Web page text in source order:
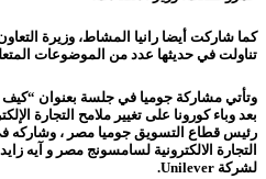
كما شاركت أيضا رانيا المشاط، وزيرة
تناولت في حديثها عدد من الموضوعات
وتأتي مشاركة جوميا في جلسة بعنوان
بعد وباء كورونا على تغيير ملامح التجارة
رئيس قطاع التسويق جوميا مصر ، وشاركه
التجارة الالكترونية لسامسونج مصر و آيه
لشركة Unilever
.